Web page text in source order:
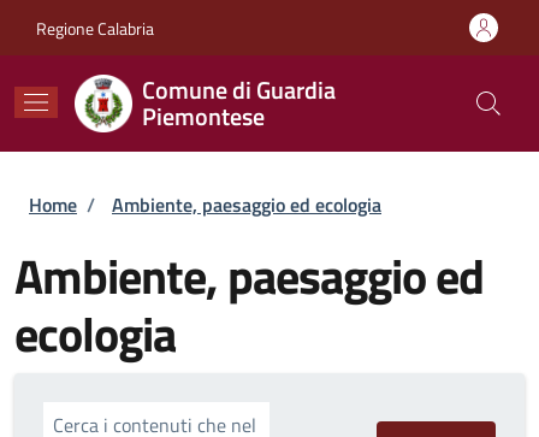
Regione Calabria
Comune di Guardia
Piemontese
Briciole di pane
Home / Ambiente, paesaggio ed ecologia
Ambiente, paesaggio ed
ecologia
Cerca i contenuti che nel